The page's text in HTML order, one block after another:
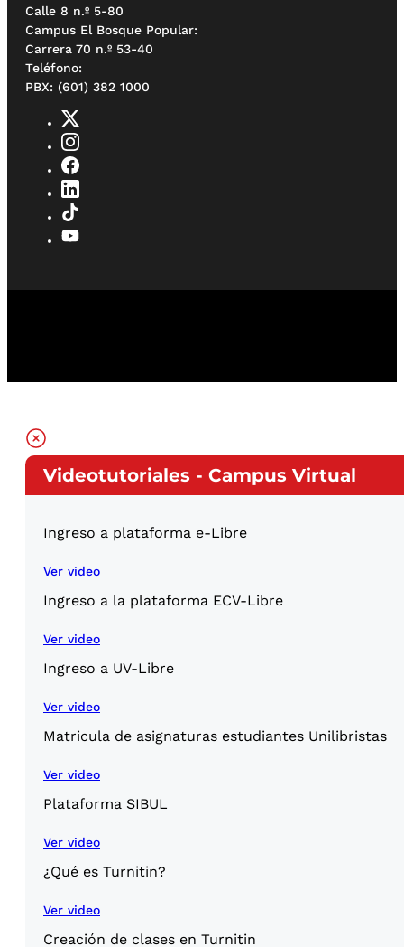
Calle 8 n.º 5-80
Campus El Bosque Popular:
Carrera 70 n.º 53-40
Teléfono:
PBX: (601) 382 1000
Videotutoriales - Campus Virtual
Ingreso a plataforma e-Libre
Ver video
Ingreso a la plataforma ECV-Libre
Ver video
Ingreso a UV-Libre
Ver video
Matricula de asignaturas estudiantes Unilibristas
Ver video
Plataforma SIBUL
Ver video
¿Qué es Turnitin?
Ver video
Creación de clases en Turnitin